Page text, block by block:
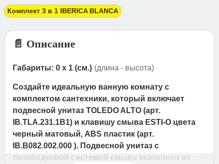
Комплект 3 в 1 IBERICA BLANCA
📄 Описание
Габариты: 0 x 1 (см.) (длина - высота)
Создайте идеальную ванную комнату с
комплектом сантехники, который включает
подвесной унитаз TOLEDO ALTO (арт.
IB.TLA.231.1B1) и клавишу смыва ESTI-O цвета
черный матовый, ABS пластик (арт.
IB.B082.002.000 ). Подвесной унитаз с
безободковой системой смыва выполнен из